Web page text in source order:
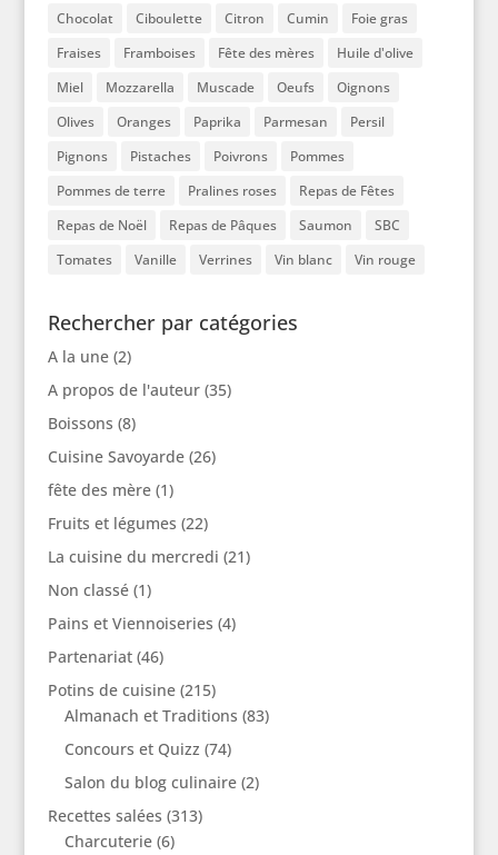
Chocolat Ciboulette Citron Cumin
Foie gras
Fraises
Framboises Fête des mères
Huile d'olive
Miel
Mozzarella Muscade Oeufs
Oignons
Olives
Oranges Paprika Parmesan
Persil
Pignons
Pistaches Poivrons
Pommes
Pommes de terre
Pralines roses
Repas de Fêtes
Repas de Noël
Repas de Pâques Saumon
SBC
Tomates
Vanille Verrines Vin blanc Vin rouge
Rechercher par catégories
A la une(2)
A propos de l'auteur(35)
Boissons (8)
Cuisine Savoyarde(26)
fête des mère(1)
Fruits et légumes (22)
La cuisine du mercredi (21)
Non classé(1)
Pains et Viennoiseries (4)
Partenariat(46)
Potins de cuisine(215)
Almanach et Traditions (83)
Concours et Quizz (74)
Salon du blog culinaire(2)
Recettes salées (313)
Charcuterie(6)